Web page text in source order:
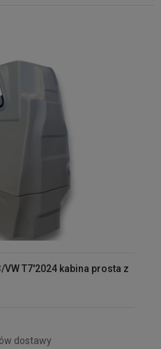
T7'2024 kabina prosta z
dostawy